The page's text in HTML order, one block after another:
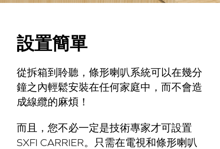
設置簡單
從拆箱到聆聽，條形喇叭系統可以在幾分
鐘之內輕鬆安裝在任何家庭中，而不會造
成線纜的麻煩！
而且，您不必一定是技術專家才可設置
SXFI CARRIER。只需在電視和條形喇叭